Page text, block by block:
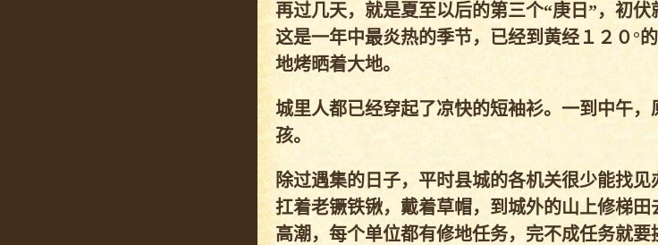
再过几天，就是夏至以后的第三个“庚日”，初
这是一年中最炎热的季节，已经到黄经１２０°
地烤晒着大地。
城里人都已经穿起了凉快的短袖衫。一到中午
孩。
除过遇集的日子，平时县城的各机关很少能找
扛着老镢铁锹，戴着草帽，到城外的山上修梯
高潮，每个单位都有修地任务，完不成任务就要